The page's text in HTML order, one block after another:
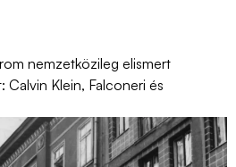
nemzetközileg elismert
Calvin Klein, Falconeri és